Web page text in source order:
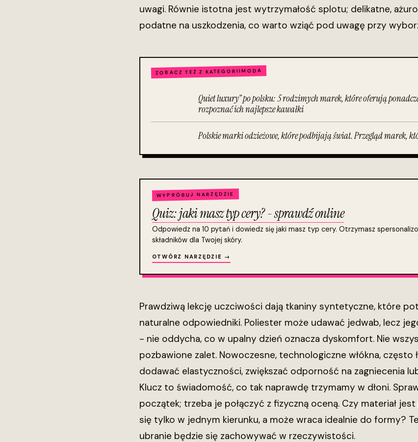
uwagi. Równie istotna jest wytrzymałość splotu; delikatne,
podatne na uszkodzenia, co warto wziąć pod uwagę przy
ZOBACZ TEŻ Z KATEGORIIMODA
Quiet luxury” po polsku: 5 rodzimych marek, które oferują
rozpoznać ich najlepsze kawałki
Polskie marki odzieżowe, które podbijają świat. Przegląd marek,
WYPRÓBUJ NARZĘDZIE
Quiz: jaki masz typ cery? - sprawdź online
Odpowiedz na 10 pytań i dowiedz się jaki masz typ cery. Otrzymasz
składników dla Twojej skóry.
OTWÓRZ NARZĘDZIE →
Prawdziwą lekcję uczciwości dają tkaniny syntetyczne, które
naturalne odpowiedniki. Poliester może udawać jedwab, lecz
- nie oddycha, co w upalny dzień oznacza dyskomfort. Nie
pozbawione zalet. Nowoczesne, technologiczne włókna, często
dodawać elastyczności, zwiększać odporność na zagniecenia
Klucz to świadomość, co tak naprawdę trzymamy w dłoni.
początek; trzeba je połączyć z fizyczną oceną. Czy materiał
się tylko w jednym kierunku, a może wraca idealnie do formy?
ubranie będzie się zachowywać w rzeczywistości.